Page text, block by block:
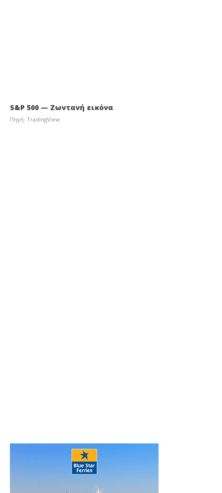
S&P 500 — Ζωντανή εικόνα
Πηγή: TradingView